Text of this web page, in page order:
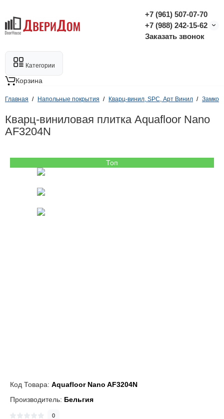
+7 (961) 507-07-70
+7 (988) 242-15-62
Заказать звонок
Категории
Корзина
Главная Напольные покрытия Кварц-винил, SPC, Арт Винил
Кварц-виниловая плитка Aquafloor Nano
AF3204N
Топ
Код Товара: Aquafloor Nano AF3204N
Производитель: Бельгия
0